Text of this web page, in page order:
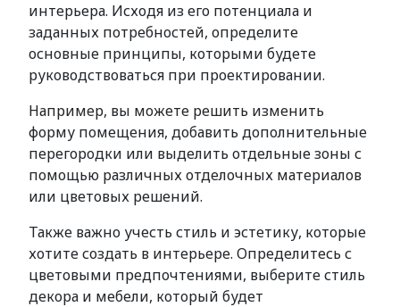
интерьера. Исходя из его потенциала и
заданных потребностей, определите
основные принципы, которыми будете
руководствоваться при проектировании.
Например, вы можете решить изменить
форму помещения, добавить дополнительные
перегородки или выделить отдельные зоны с
помощью различных отделочных материалов
или цветовых решений.
Также важно учесть стиль и эстетику, которые
хотите создать в интерьере. Определитесь с
цветовыми предпочтениями, выберите стиль
декора и мебели, который будет